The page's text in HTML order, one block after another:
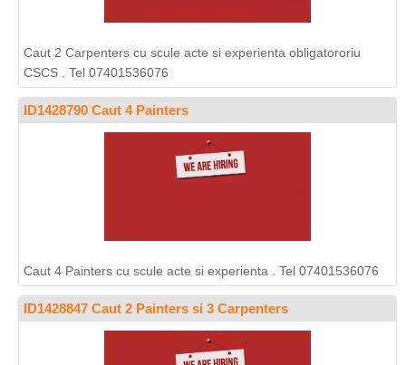
Caut 2 Carpenters cu scule acte si experienta obligatororiu
CSCS . Tel 07401536076
ID1428790 Caut 4 Painters
Caut 4 Painters cu scule acte si experienta . Tel 07401536076
ID1428847 Caut 2 Painters si 3 Carpenters